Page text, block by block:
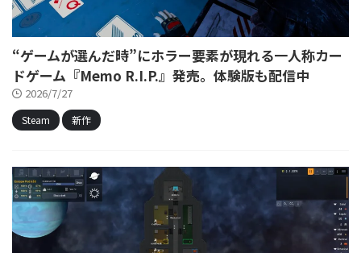
“ゲームが選んだ時”にホラー要素が現れる一人称カー
ドゲーム『Memo R.I.P.』発売。体験版も配信中
2026/7/27
Steam 新作